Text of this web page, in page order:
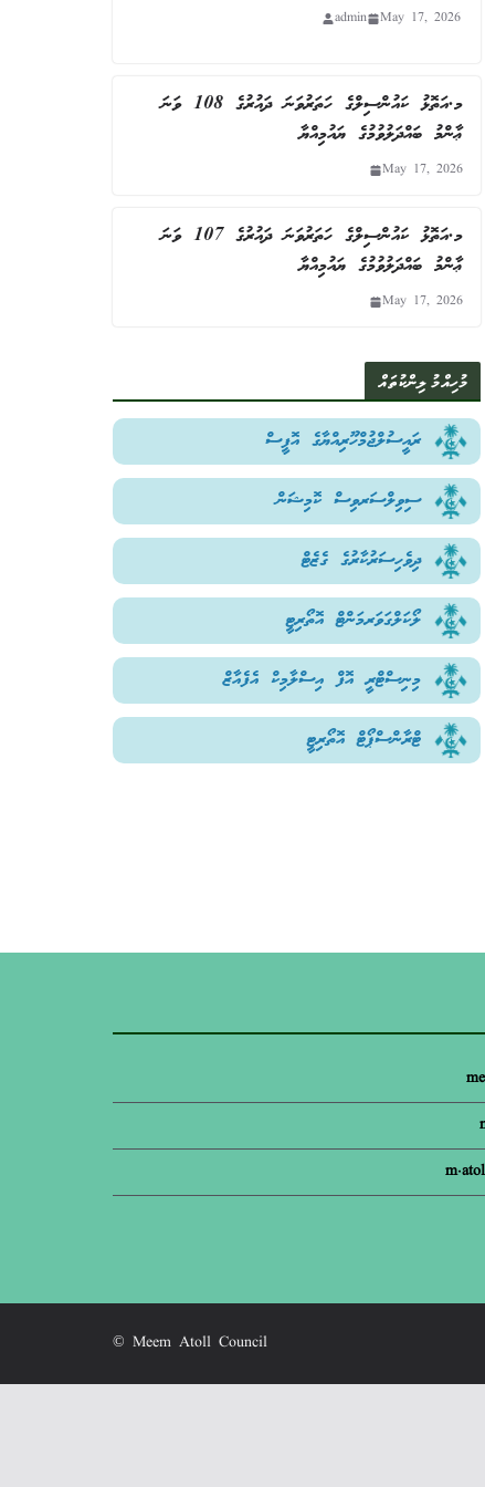
May 17, 2026
admin
މ.އަތޮޅު ކައުންސިލްގެ ހަތަރުވަނަ ދައުރުގެ 108 ވަނަ
ޢާންމު ބައްދަލުވުމުގެ ޔައުމިއްޔާ
May 17, 2026
މ.އަތޮޅު ކައުންސިލްގެ ހަތަރުވަނަ ދައުރުގެ 107 ވަނަ
ޢާންމު ބައްދަލުވުމުގެ ޔައުމިއްޔާ
May 17, 2026
މުހިއްމު ލިންކުތައް
ރައީސުލްޖުމްހޫރިއްޔާގެ އޮފީސް
ސިވިލްސަރވިސް ކޮމިޝަން
ދިވެހިސަރުކާރުގެ ގެޒެޓް
ލޯކަލްގަވަރމަންޓް އޮތޯރިޓީ
މިނިސްޓްރީ އޮފް އިސްލާމިކް އެފެއާޒް
ޓްރާންސްޕޯޓް އޮތޯރިޓީ